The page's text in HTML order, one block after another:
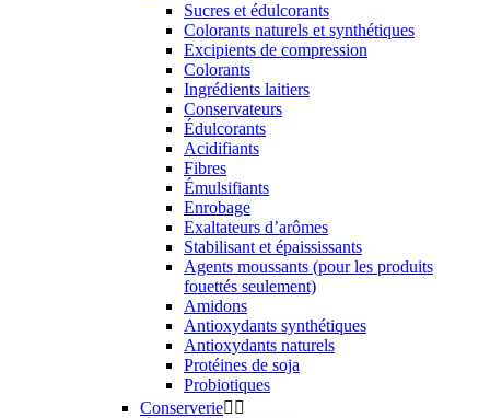
Sucres et édulcorants
Colorants naturels et synthétiques
Excipients de compression
Colorants
Ingrédients laitiers
Conservateurs
Édulcorants
Acidifiants
Fibres
Émulsifiants
Enrobage
Exaltateurs d’arômes
Stabilisant et épaississants
Agents moussants (pour les produits
fouettés seulement)
Amidons
Antioxydants synthétiques
Antioxydants naturels
Protéines de soja
Probiotiques
Conserverie 